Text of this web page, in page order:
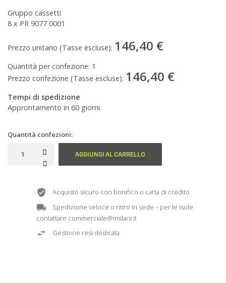
Gruppo cassetti
8 x PR 9077 0001
Prezzo unitario (Tasse escluse): 146,40 €
Quantità per confezione: 1
Prezzo confezione (Tasse escluse): 146,40 €
Tempi di spedizione
Approntamento in 60 giorni.
Quantità confezioni:
AGGIUNGI AL CARRELLO
Acquisto sicuro con bonifico o carta di credito
Spedizione veloce o ritiro in sede – per le isole
contattare commerciale@imilani.it
Gestione resi dedicata